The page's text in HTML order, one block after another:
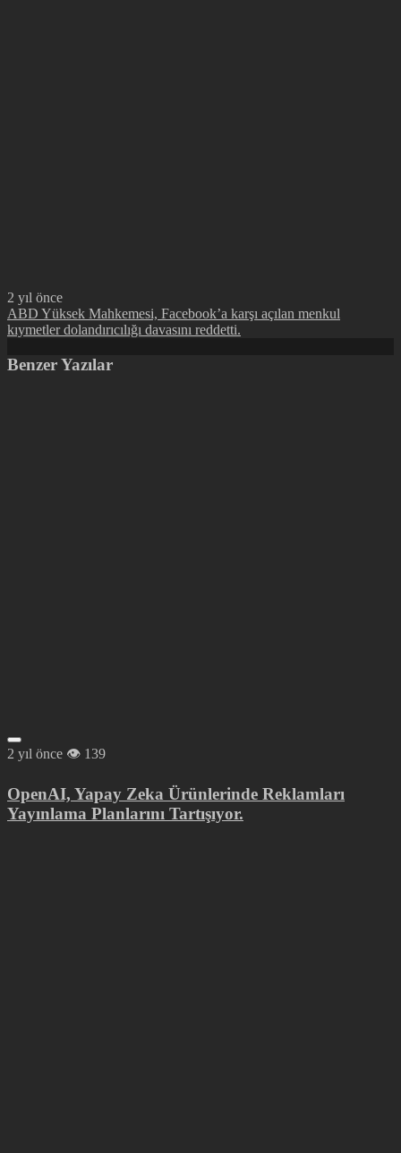
2 yıl önce
ABD Yüksek Mahkemesi, Facebook’a karşı açılan menkul
kıymetler dolandırıcılığı davasını reddetti.
Benzer Yazılar
2 yıl önce 139
OpenAI, Yapay Zeka Ürünlerinde Reklamları
Yayınlama Planlarını Tartışıyor.